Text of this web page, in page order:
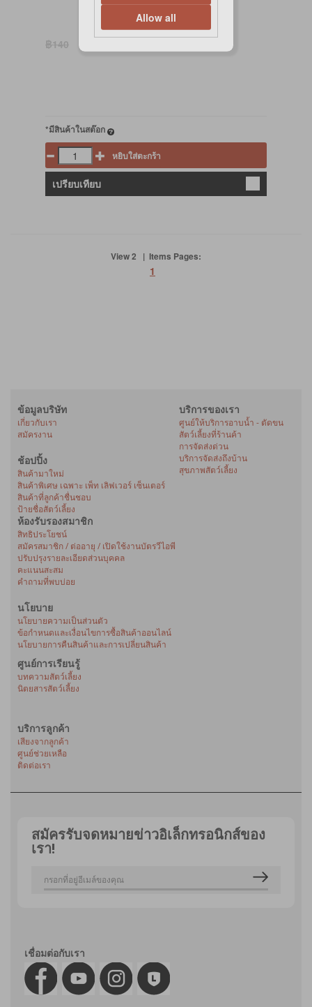
฿140 ฿126 Save ฿14.00
*มีสินค้าในสต๊อก
หยิบใส่ตะกร้า
เปรียบเทียบ
View 2 | Items Pages:
1
ข้อมูลบริษัท
เกี่ยวกับเรา
สมัครงาน
ช้อปปิ้ง
สินค้ามาใหม่
สินค้าพิเศษ เฉพาะ เพ็ท เลิฟเวอร์ เซ็นเตอร์
สินค้าที่ลูกค้าชื่นชอบ
ป้ายชื่อสัตว์เลี้ยง
บริการของเรา
ศูนย์ให้บริการอาบน้ำ - ตัดขน
สัตว์เลี้ยงที่ร้านค้า
การจัดส่งด่วน
บริการจัดส่งถึงบ้าน
สุขภาพสัตว์เลี้ยง
ห้องรับรองสมาชิก
สิทธิประโยชน์
สมัครสมาชิก / ต่ออายุ / เปิดใช้งานบัตรวีไอพี
ปรับปรุงรายละเอียดส่วนบุคคล
คะแนนสะสม
คำถามที่พบบ่อย
นโยบาย
นโยบายความเป็นส่วนตัว
ข้อกำหนดและเงื่อนไขการซื้อสินค้าออนไลน์
นโยบายการคืนสินค้าและการเปลี่ยนสินค้า
ศูนย์การเรียนรู้
บทความสัตว์เลี้ยง
นิตยสารสัตว์เลี้ยง
บริการลูกค้า
เสียงจากลูกค้า
ศูนย์ช่วยเหลือ
ติดต่อเรา
สมัครรับจดหมายข่าวอิเล็กทรอนิกส์ของ
เรา!
เชื่อมต่อกับเรา
Allow all